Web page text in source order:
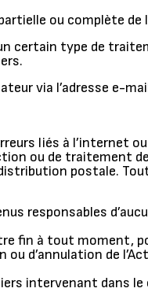
ou complète de
certain type de
via l’adresse e-
liés à l’internet
ou de traitement
postale.
responsables
fin à tout moment,
d’annulation de
intervenant dans